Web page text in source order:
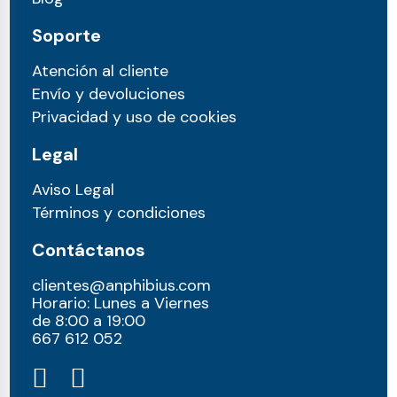
Soporte
Atención al cliente
Envío y devoluciones
Privacidad y uso de cookies
Legal
Aviso Legal
Términos y condiciones
Contáctanos
clientes@anphibius.com
Horario: Lunes a Viernes
de 8:00 a 19:00
667 612 052​